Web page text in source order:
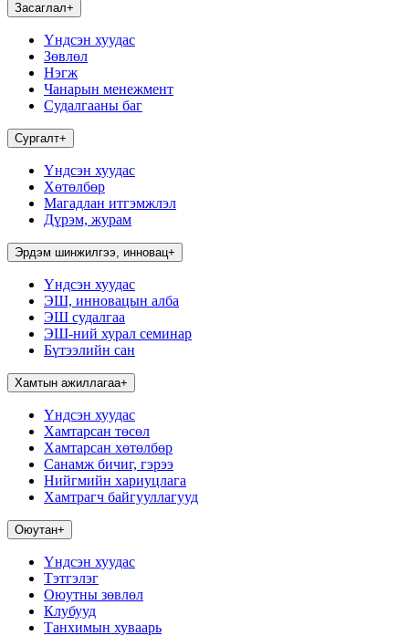
Засаглал+
Үндсэн хуудас
Зөвлөл
Нэгж
Чанарын менежмент
Судалгааны баг
Сургалт+
Үндсэн хуудас
Хөтөлбөр
Магадлан итгэмжлэл
Дүрэм, журам
Эрдэм шинжилгээ, инновац+
Үндсэн хуудас
ЭШ, инновацын алба
ЭШ судалгаа
ЭШ-ний хурал семинар
Бүтээлийн сан
Хамтын ажиллагаа+
Үндсэн хуудас
Хамтарсан төсөл
Хамтарсан хөтөлбөр
Санамж бичиг, гэрээ
Нийгмийн хариуцлага
Хамтрагч байгууллагууд
Оюутан+
Үндсэн хуудас
Тэтгэлэг
Оюутны зөвлөл
Клубууд
Танхимын хуваарь